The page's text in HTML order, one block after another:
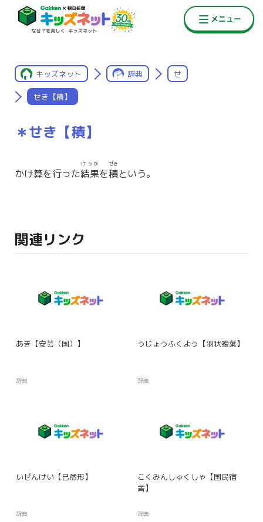
キッズネット 辞典 せ
せき【積】
＊せき【積】
かけ算を行った結果
けっか
を積
せき
という。
関連リンク
あき【安芸（国）】
辞典
うじょうふくよう【羽状複葉】
辞典
いぜんけい【已然形】
辞典
こくみんしゅくしゃ【国民宿
舎】
辞典